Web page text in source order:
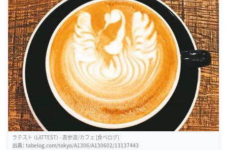
ラテスト （LATTEST） - 表参道/カフェ [食べログ]
出典： tabelog.com/tokyo/A1306/A130602/13137443